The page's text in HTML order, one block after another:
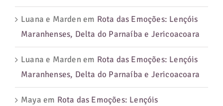
Luana e Marden em Rota das Emoções: Lençóis
Maranhenses, Delta do Parnaíba e Jericoacoara
Luana e Marden em Rota das Emoções: Lençóis
Maranhenses, Delta do Parnaíba e Jericoacoara
Maya em Rota das Emoções: Lençóis